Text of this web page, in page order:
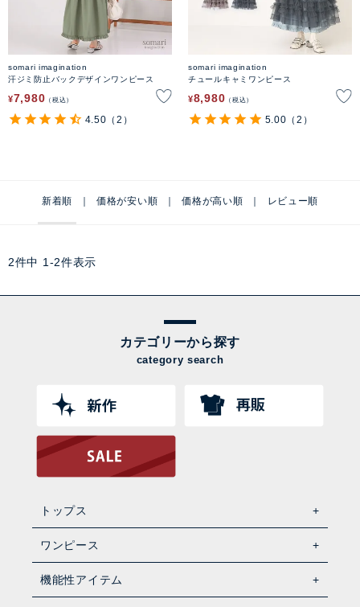
somari imagination
汗ジミ防止バックデザインワンピース
¥7,980 税込
4.50 （2）
somari imagination
チュールキャミワンピース
¥8,980 税込
5.00 （2）
新着順 価格が安い順 価格が高い順 レビュー順
2件中 1 -2件表示
カテゴリーから探す
category search
トップス
ワンピース
機能性アイテム